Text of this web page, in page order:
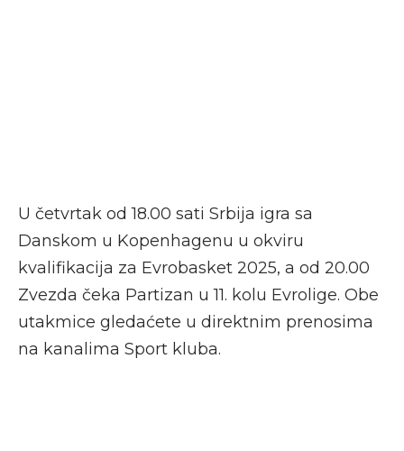
U četvrtak od 18.00 sati Srbija igra sa
Danskom u Kopenhagenu u okviru
kvalifikacija za Evrobasket 2025, a od 20.00
Zvezda čeka Partizan u 11. kolu Evrolige. Obe
utakmice gledaćete u direktnim prenosima
na kanalima Sport kluba.